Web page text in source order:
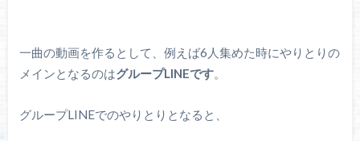
一曲の動画を作るとして、例えば6人集めた時にやりとりの
メインとなるのはグループLINEです。
グループLINEでのやりとりとなると、